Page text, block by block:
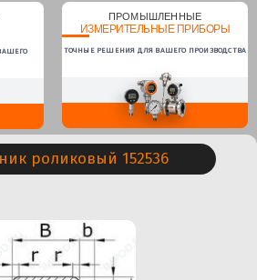
ПРОМЫШЛЕННЫЕ
ИЗМЕРИТЕЛЬНЫЕ ПРИБОРЫ
ТОЧНЫЕ РЕШЕНИЯ ДЛЯ ВАШЕГО ПРОИЗВОДСТВА
роликовый 152536